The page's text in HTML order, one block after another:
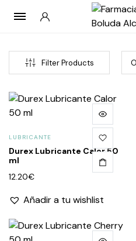
Filter Products
LUBRICANTE
Durex Lubricante Calor 50
ml
12.20€
Añadir a tu wishlist